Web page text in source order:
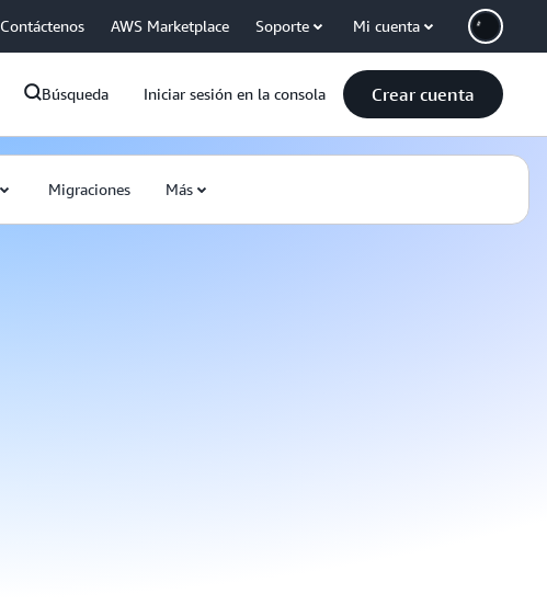
Contáctenos AWS Marketplace Soporte Mi cuenta
Búsqueda Iniciar sesión en la consola Crear cuenta
Migraciones Más